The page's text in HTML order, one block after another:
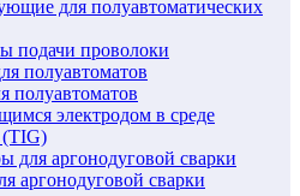
для полуавтоматических
подачи проволоки
полуавтоматов
полуавтоматов
электродом в среде
(TIG)
для аргонодуговой сварки
аргонодуговой сварки